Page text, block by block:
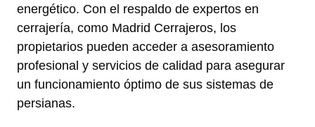
energético. Con el respaldo de expertos en
cerrajería, como Madrid Cerrajeros, los
propietarios pueden acceder a asesoramiento
profesional y servicios de calidad para asegurar
un funcionamiento óptimo de sus sistemas de
persianas.